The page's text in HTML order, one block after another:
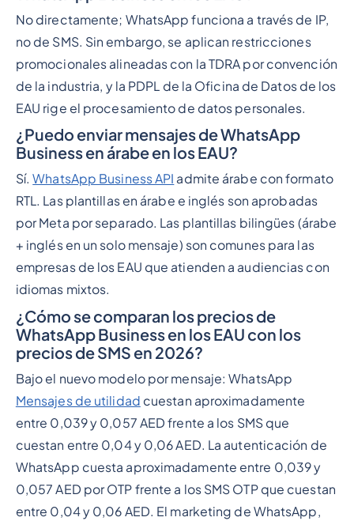
No directamente; WhatsApp funciona a través de IP,
no de SMS. Sin embargo, se aplican restricciones
promocionales alineadas con la TDRA por convención
de la industria, y la PDPL de la Oficina de Datos de los
EAU rige el procesamiento de datos personales.
¿Puedo enviar mensajes de WhatsApp
Business en árabe en los EAU?
Sí.WhatsApp Business API admite árabe con formato
RTL. Las plantillas en árabe e inglés son aprobadas
por Meta por separado. Las plantillas bilingües (árabe
+ inglés en un solo mensaje) son comunes para las
empresas de los EAU que atienden a audiencias con
idiomas mixtos.
¿Cómo se comparan los precios de
WhatsApp Business en los EAU con los
precios de SMS en 2026?
Bajo el nuevo modelo por mensaje: WhatsApp
Mensajes de utilidad cuestan aproximadamente
entre 0,039 y 0,057 AED frente a los SMS que
cuestan entre 0,04 y 0,06 AED. La autenticación de
WhatsApp cuesta aproximadamente entre 0,039 y
0,057 AED por OTP frente a los SMS OTP que cuestan
entre 0,04 y 0,06 AED. El marketing de WhatsApp,